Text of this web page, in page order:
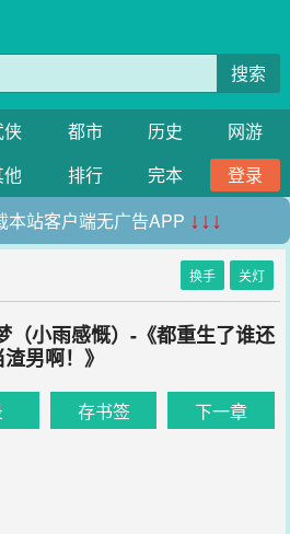
搜索
侠 都市 历史
网游
他 排行 完本
登录
本站客户端无广告APP ↓↓↓
换手 关灯
（小雨感慨）-《都重生了谁还
渣男啊！》
存书签 下一章